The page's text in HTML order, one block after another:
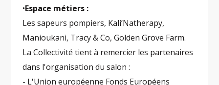
•Espace métiers :
Les sapeurs pompiers, Kali’Natherapy,
Manioukani, Tracy & Co, Golden Grove Farm.
La Collectivité tient à remercier les partenaires
dans l'organisation du salon :
- L'Union européenne Fonds Européens